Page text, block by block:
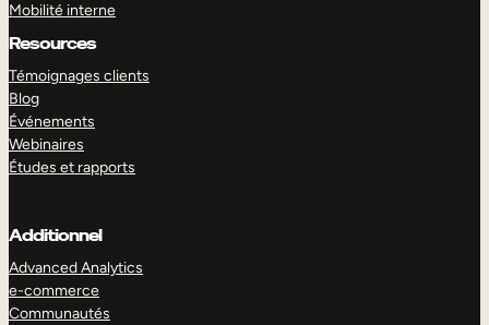
Mobilité interne
Resources
Témoignages clients
Blog
Événements
Webinaires
Études et rapports
Additionnel
Advanced Analytics
e-commerce
Communautés